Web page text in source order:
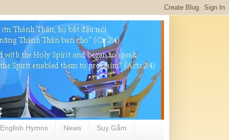
English Hymns News Suy Gẫm